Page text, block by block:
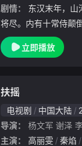
剧情：
将尽。内有十常侍颠
张氏兄弟高呼“苍天已
掀起浩大的农民起义
立即播放
扶摇
电视剧 中国大陆
导演：
杨文军 谢泽
主演：
高丽雯 秦焰